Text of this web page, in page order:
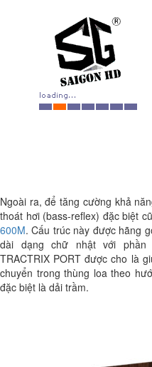
Ngoài ra, để tăng cường khả
thoát hơi (bass-reflex) đặc biệt
600M. Cấu trúc này được hãng
dài dạng chữ nhật với phần
TRACTRIX PORT được cho là
chuyển trong thùng loa theo
đặc biệt là dải trầm.